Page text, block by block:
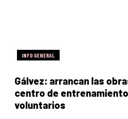
INFO GENERAL
Gálvez: arrancan las
centro de
voluntarios